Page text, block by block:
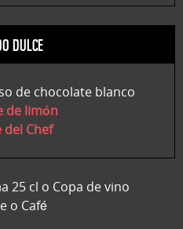
DULCE
de chocolate blanco
de limón
del Chef
25 cl o Copa de vino
o Café